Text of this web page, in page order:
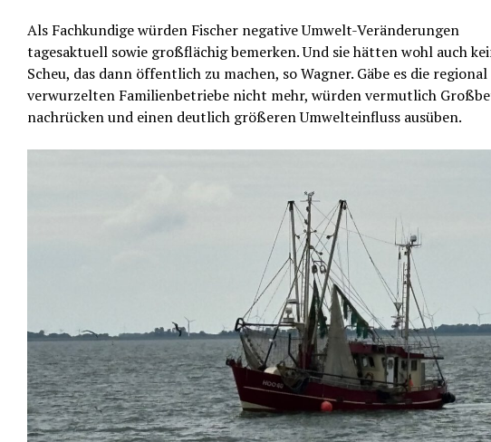
Als Fachkundige würden Fischer negative Umwelt-Veränderungen
tagesaktuell sowie großflächig bemerken. Und sie hätten wohl auch
Scheu, das dann öffentlich zu machen, so Wagner. Gäbe es die regional
verwurzelten Familienbetriebe nicht mehr, würden vermutlich
nachrücken und einen deutlich größeren Umwelteinfluss ausüben.